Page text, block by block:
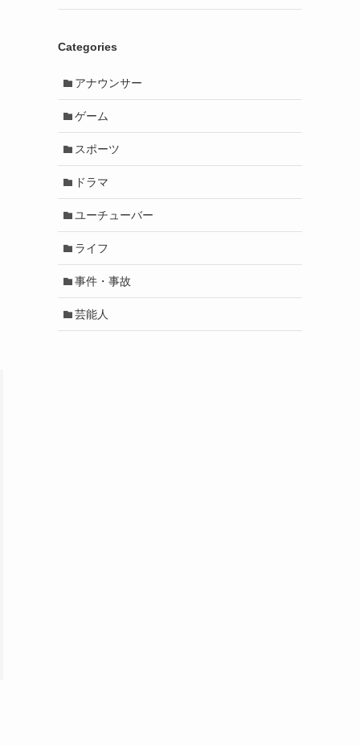
Categories
アナウンサー
ゲーム
スポーツ
ドラマ
ユーチューバー
ライフ
事件・事故
芸能人